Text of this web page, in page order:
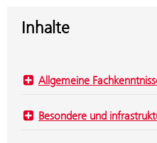
Inhalte
Allgemeine
Besondere und